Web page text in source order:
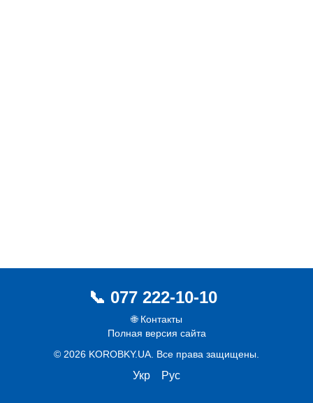
077 222-10-10
🌐 Контакты
Полная версия сайта
© 2026 KOROBKY.UA. Все права защищены.
Укр Рус